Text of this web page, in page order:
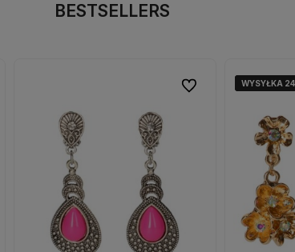
BESTSELLERS
Do ulubionychWYSYŁKA
WYSYŁKA
WYSYŁKA